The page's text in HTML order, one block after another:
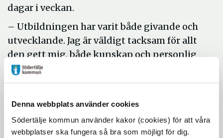
Denna webbplats använder cookies
Södertälje kommun använder kakor (cookies) för att våra
webbplatser ska fungera så bra som möjligt för dig.
dagar i veckan.
– Utbildningen har varit både givande och
utvecklande. Jag är väldigt tacksam för allt
den gett mig, både kunskap och personlig
utveckling. Samarbetet mellan kommunen
och Södertörns högskola har gjort
Maria Seyhan som arbetar på
Majtorpskolan.